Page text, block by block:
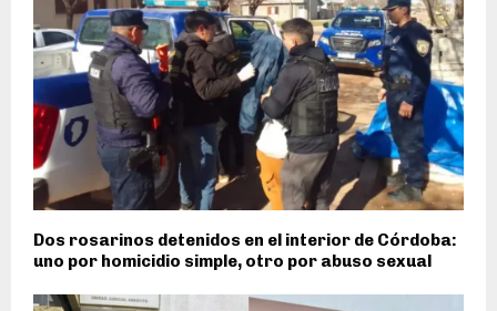
Dos rosarinos detenidos en el interior de Córdoba:
uno por homicidio simple, otro por abuso sexual